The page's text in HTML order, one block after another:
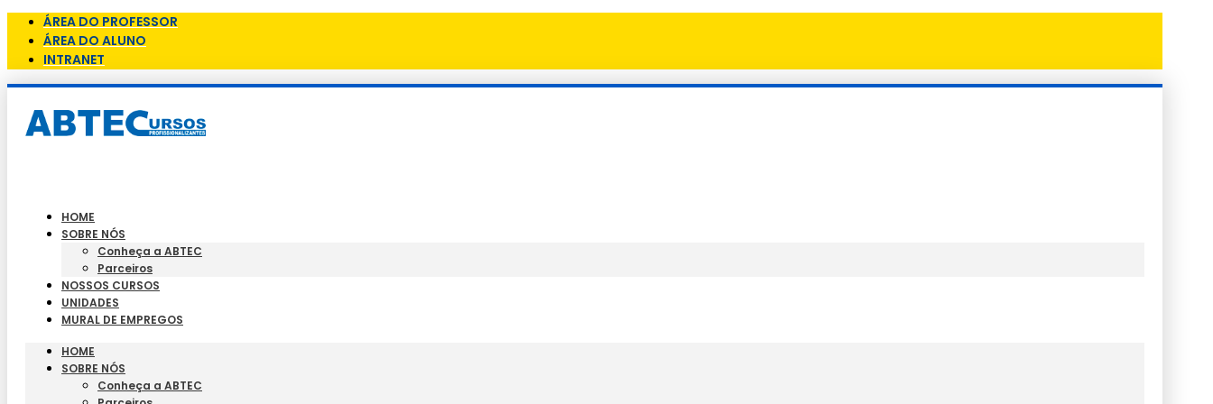
ÁREA DO PROFESSOR
ÁREA DO ALUNO
INTRANET
HOME
SOBRE NÓS
Conheça a ABTEC
Parceiros
NOSSOS CURSOS
UNIDADES
MURAL DE EMPREGOS
HOME
SOBRE NÓS
Conheça a ABTEC